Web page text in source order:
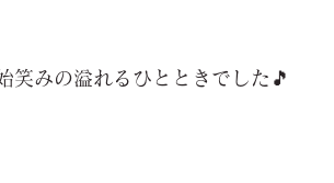
笑みの溢れるひとときでした🎵